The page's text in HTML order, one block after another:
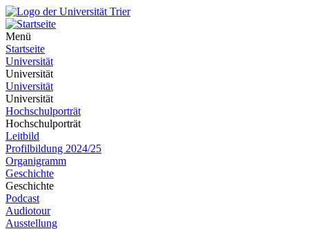
Menü
Startseite
Universität
Universität
Universität
Universität
Hochschulporträt
Hochschulporträt
Leitbild
Profilbildung 2024/25
Organigramm
Geschichte
Geschichte
Podcast
Audiotour
Ausstellung